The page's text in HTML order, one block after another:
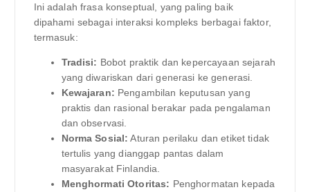
Ini adalah frasa konseptual, yang paling baik
dipahami sebagai interaksi kompleks berbagai faktor,
termasuk:
Tradisi: Bobot praktik dan kepercayaan sejarah
yang diwariskan dari generasi ke generasi.
Kewajaran: Pengambilan keputusan yang
praktis dan rasional berakar pada pengalaman
dan observasi.
Norma Sosial: Aturan perilaku dan etiket tidak
tertulis yang dianggap pantas dalam
masyarakat Finlandia.
Menghormati Otoritas: Penghormatan kepada